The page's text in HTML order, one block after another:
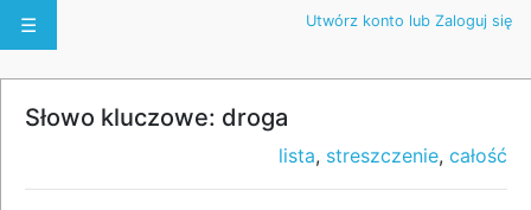
☰ Utwórz konto lub Zaloguj się
Słowo kluczowe: droga
lista, streszczenie, całość